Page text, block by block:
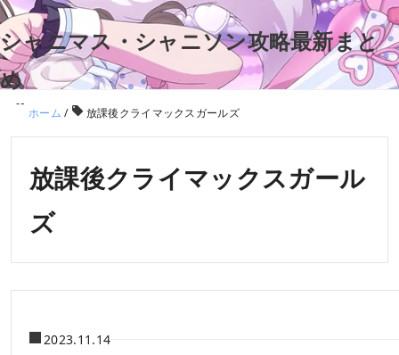
シャニマス・シャニソン攻略最新まと
め
ホーム / 放課後クライマックスガールズ
放課後クライマックスガール
ズ
2023.11.14